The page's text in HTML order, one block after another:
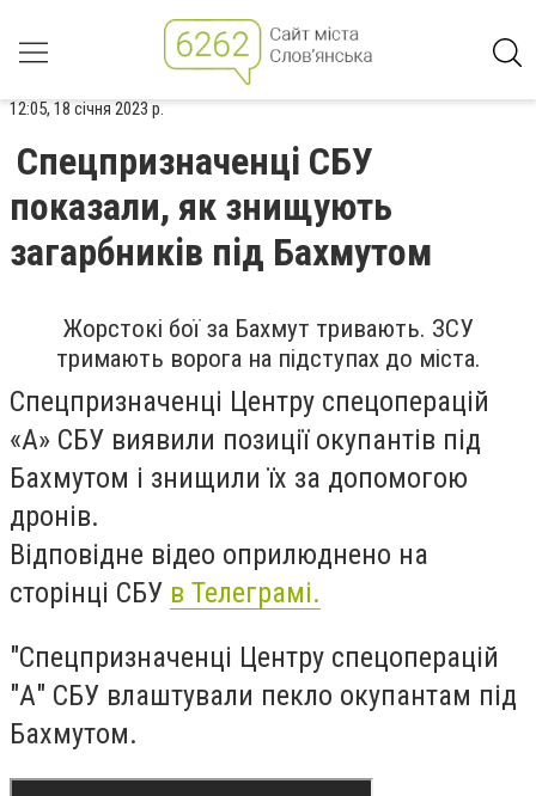
12:05, 18 січня 2023 р.
Спецпризначенці СБУ
показали, як знищують
загарбників під Бахмутом
Жорстокі бої за Бахмут тривають. ЗСУ
тримають ворога на підступах до міста.
Спецпризначенці Центру спецоперацій
«А» СБУ виявили позиції окупантів під
Бахмутом і знищили їх за допомогою
дронів.
Відповідне відео оприлюднено на
сторінці СБУ в Телеграмі.
"Спецпризначенці Центру спецоперацій
"А" СБУ влаштували пекло окупантам під
Бахмутом.